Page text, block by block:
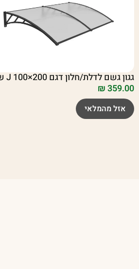
גגון גשם לדלת/חלון דגם J 100×200 שחור
₪359.00
אזל מהמלאי